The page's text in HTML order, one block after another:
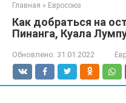
Главная » Евросоюз
Как добраться на
Пинанга, Куала
Обновлено: 31.01.2022